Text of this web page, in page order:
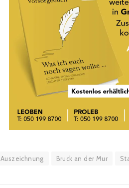
Auszeichnung Bruck an der Mur